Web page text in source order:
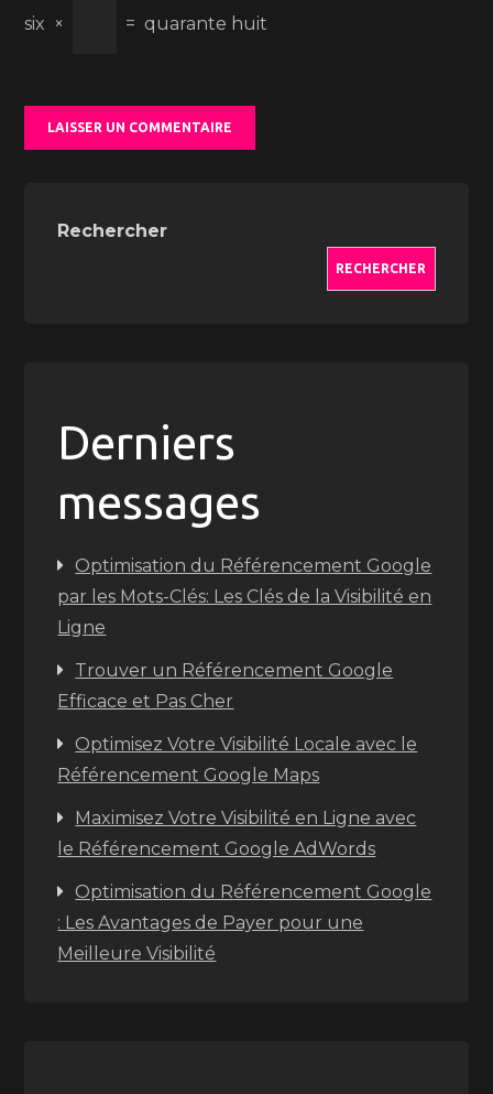
six × = quarante huit
Rechercher
RECHERCHER
Derniers
messages
Optimisation du Référencement Google
par les Mots-Clés: Les Clés de la Visibilité en
Ligne
Trouver un Référencement Google
Efficace et Pas Cher
Optimisez Votre Visibilité Locale avec le
Référencement Google Maps
Maximisez Votre Visibilité en Ligne avec
le Référencement Google AdWords
Optimisation du Référencement Google
: Les Avantages de Payer pour une
Meilleure Visibilité